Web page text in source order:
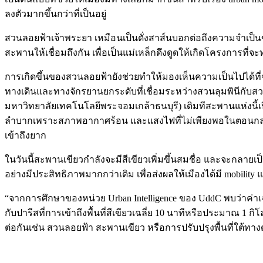
ลงตัวมากขึ้นกว่าที่เป็นอยู่
สวนลอยฟ้าเจ้าพระยา เหมือนเป็นดั่งสาส์นบอกต่อถึงความจำเ
สะพานให้เชื่อมถึงกัน เพื่อเป็นแม่เหล็กดึงดูดให้เกิดโครงการที่จ
การเกิดขึ้นของสวนลอยฟ้ายังช่วยทำให้มองเห็นความเป็นไปได้
ทางเดินและทางจักรยานยกระดับที่เชื่อมระหว่างสวนลุมพินีกับสว
มหาวิทยาลัยเทคโนโลยีพระจอมเกล้าธนบุรี) เดิมทีสะพานแห่ง
ลำบากเพราะสภาพอากาศร้อน และแสงไฟที่ไม่เพียงพอในตอ
เข้าถึงยาก
ในวันนี้สะพานเขียวกำลังจะมีสีเขียวเพิ่มขึ้นสมชื่อ และจะกลา
อย่างมีประสิทธิภาพมากกว่าเดิม เพื่อส่งผลให้เมืองได้มี
“จากการศึกษาของหน่วย Urban Intelligence ของ UddC พบว่า
กับปารีสที่การเข้าถึงพื้นที่สีเขียวเฉลี่ย 10 นาทีหรือประมาณ 1 กิ
ต่อกันเช่น สวนลอยฟ้า สะพานเขียว หรือการปรับปรุงพื้นที่ใต้ทา